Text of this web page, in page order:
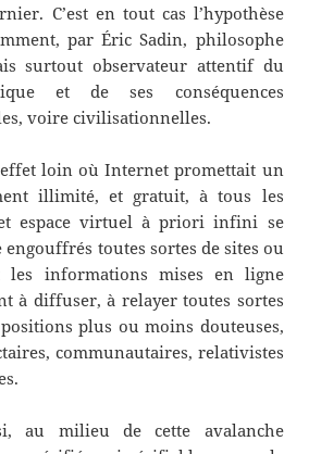
C’est en tout cas l’hypothèse
par Éric Sadin, philosophe
surtout observateur attentif du
et de ses conséquences
voire civilisationnelles.
effet loin où Internet promettait un
illimité, et gratuit, à tous les
espace virtuel à priori infini se
toutes sortes de sites ou
les informations mises en ligne
à diffuser, à relayer toutes sortes
plus ou moins douteuses,
communautaires, relativistes
au milieu de cette avalanche